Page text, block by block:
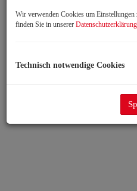
Wir verwenden Cookies um
finden Sie in unserer Datenschutzerklärung
Technisch notwendige Cookies